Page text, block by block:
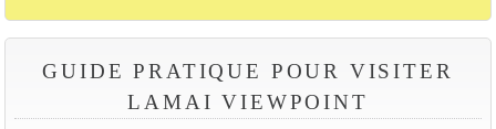
GUIDE PRATIQUE POUR VISITER
LAMAI VIEWPOINT